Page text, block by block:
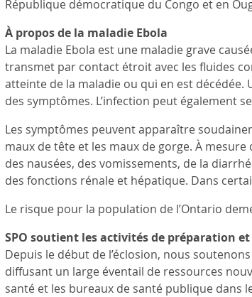
République démocratique du Congo et en
À propos de la maladie Ebola
La maladie Ebola est une maladie grave
transmet par contact étroit avec les fluides
atteinte de la maladie ou qui en est
des symptômes. L’infection peut également
Les symptômes peuvent apparaître
maux de tête et les maux de gorge. À
des nausées, des vomissements, de la
des fonctions rénale et hépatique. Dans
Le risque pour la population de l’Ontario
SPO soutient les activités de préparation
Depuis le début de l’éclosion, nous
diffusant un large éventail de ressources
santé et les bureaux de santé publique dans